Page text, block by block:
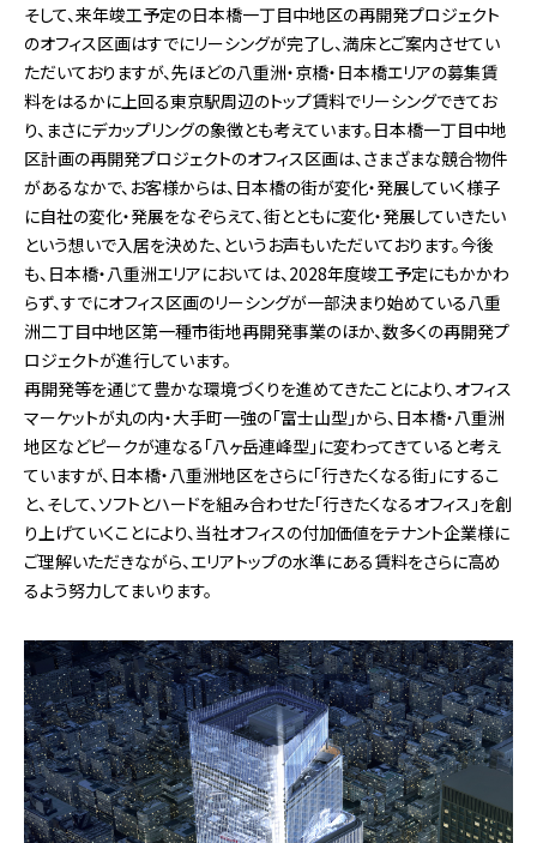
そして、来年竣工予定の日本橋一丁目中地区の再開発プロジェクト
のオフィス区画はすでにリーシングが完了し、満床とご案内させてい
ただいておりますが、先ほどの八重洲・京橋・日本橋エリアの募集賃
料をはるかに上回る東京駅周辺のトップ賃料でリーシングできてお
り、まさにデカップリングの象徴とも考えています。日本橋一丁目中地
区計画の再開発プロジェクトのオフィス区画は、さまざまな競合物件
があるなかで、お客様からは、日本橋の街が変化・発展していく様子
に自社の変化・発展をなぞらえて、街とともに変化・発展していきたい
という想いで入居を決めた、というお声もいただいております。今後
も、日本橋・八重洲エリアにおいては、2028年度竣工予定にもかかわ
らず、すでにオフィス区画のリーシングが一部決まり始めている八重
洲二丁目中地区第一種市街地再開発事業のほか、数多くの再開発プ
ロジェクトが進行しています。
再開発等を通じて豊かな環境づくりを進めてきたことにより、オフィス
マーケットが丸の内・大手町一強の「富士山型」から、日本橋・八重洲
地区などピークが連なる「八ヶ岳連峰型」に変わってきていると考え
ていますが、日本橋・八重洲地区をさらに「行きたくなる街」にするこ
と、そして、ソフトとハードを組み合わせた「行きたくなるオフィス」を創
り上げていくことにより、当社オフィスの付加価値をテナント企業様に
ご理解いただきながら、エリアトップの水準にある賃料をさらに高め
るよう努力してまいります。